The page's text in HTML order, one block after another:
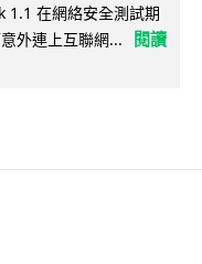
在網絡安全測試期
外連上互聯網...
閱讀